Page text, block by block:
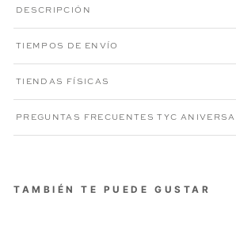
DESCRIPCIÓN
TIEMPOS DE ENVÍO
TIENDAS FÍSICAS
PREGUNTAS FRECUENTES TYC
TAMBIÉN TE PUEDE GUSTAR